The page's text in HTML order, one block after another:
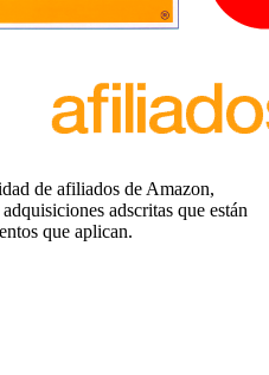
de afiliados de Amazon,
adscritas que están
que aplican.